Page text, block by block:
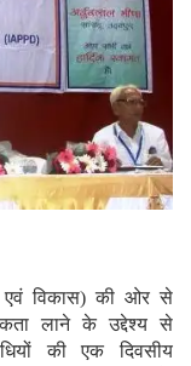
एवं विकास) की ओर से
लाने के उद्देश्य से
की एक दिवसीय